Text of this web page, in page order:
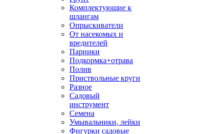
Комплектующие к
шлангам
Опрыскиватели
От насекомых и
вредителей
Парники
Подкормка+отрава
Полив
Приствольные круги
Разное
Садовый
инструмент
Семена
Умывальники, лейки
Фигурки садовые